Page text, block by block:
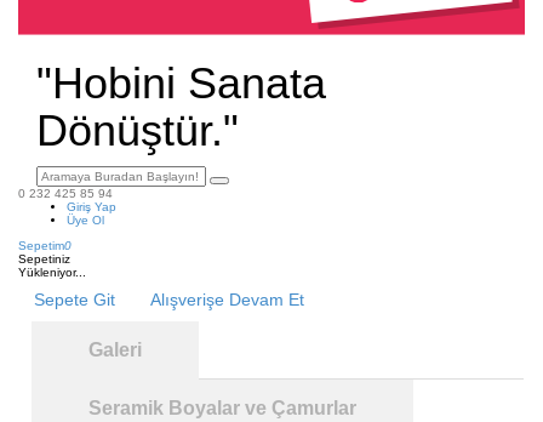
"Hobini Sanata
Dönüştür."
0 232 425 85 94
Giriş Yap
Üye Ol
Sepetim0
Sepetiniz
Yükleniyor...
Sepete Git Alışverişe Devam Et
Galeri
Seramik Boyalar ve Çamurlar